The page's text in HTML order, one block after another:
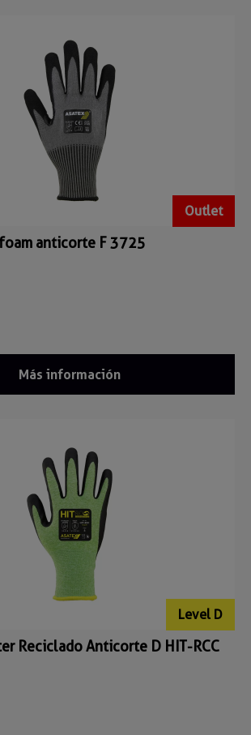
Outlet
anticorte F 3725
Más información
Level D
Reciclado Anticorte D HIT-RCC